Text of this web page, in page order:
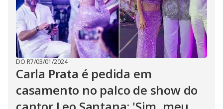
DO R7/03/01/2024
Carla Prata é pedida em
casamento no palco de show do